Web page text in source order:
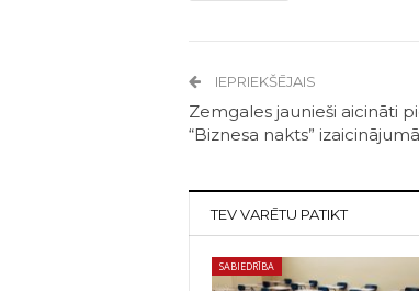
IEPRIEKŠĒJAIS
Zemgales jaunieši aicināti
“Biznesa nakts” izaicinājumā
TEV VARĒTU PATIKT
SABIEDRĪBA